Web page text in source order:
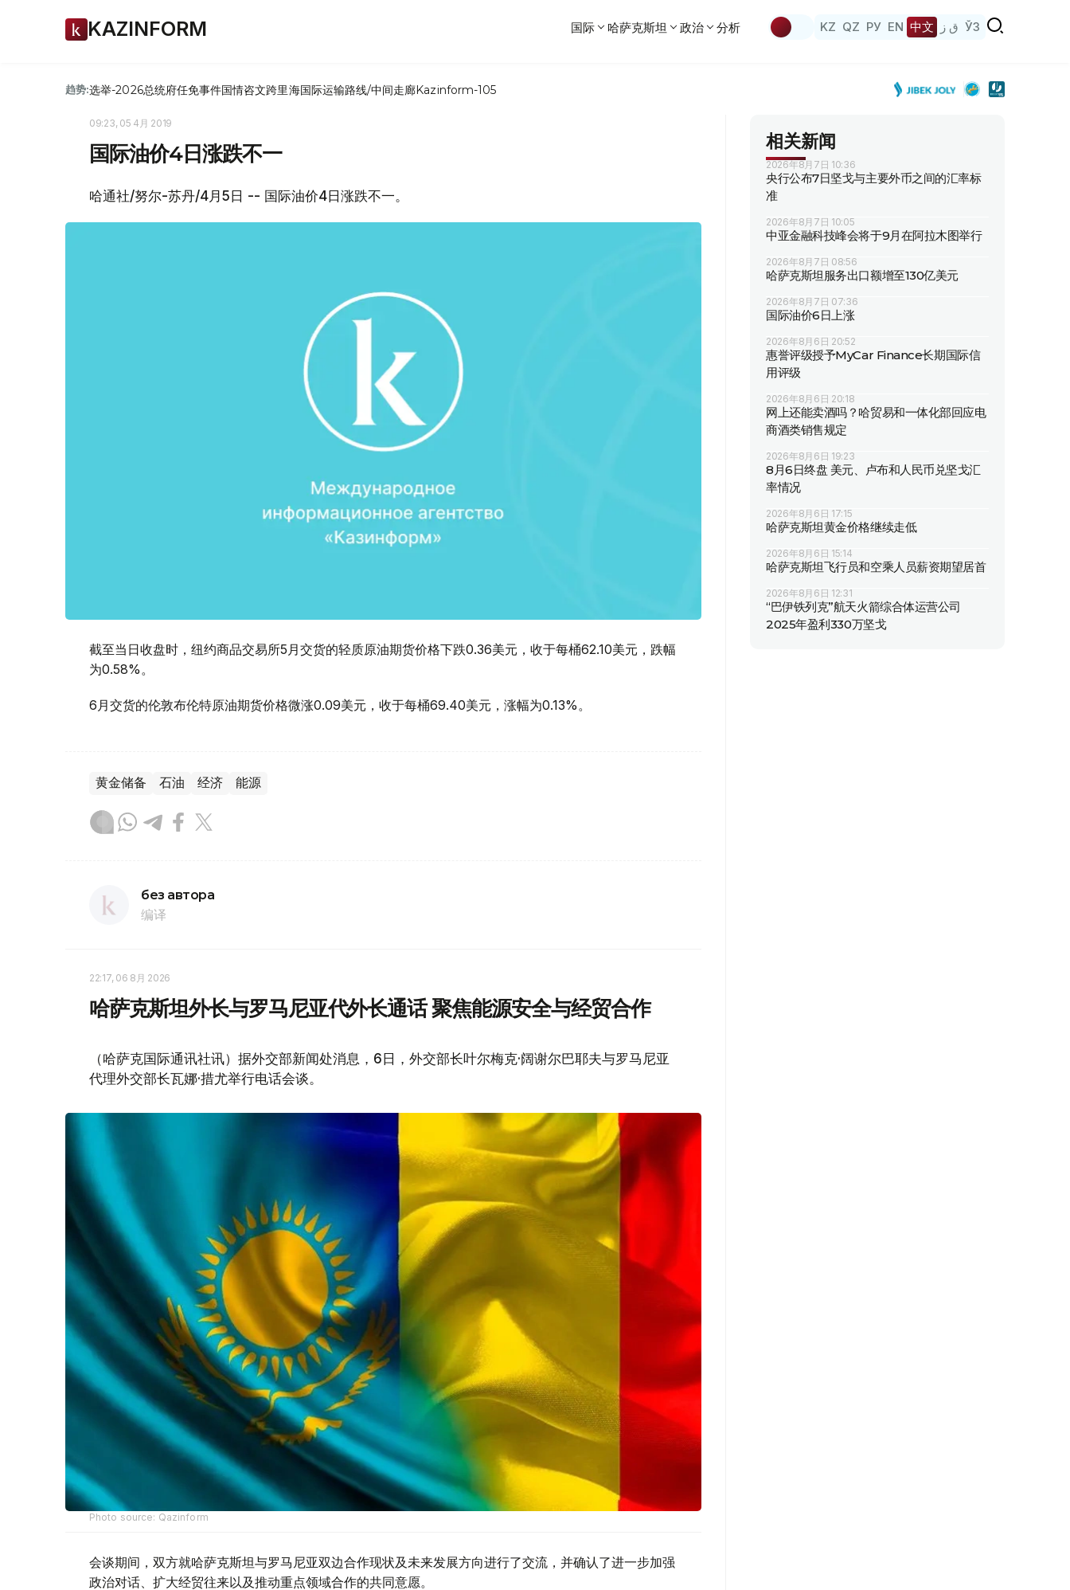
KAZINFORM 国际 哈萨克斯坦 政治 分析 KZ QZ РУ EN 中文 ق ز ЎЗ
趋势:选举-2026总统府任免事件国情咨文跨里海国际运输路线/中间走廊Kazinform-105
09:23, 05 4月 2019
国际油价4日涨跌不一
哈通社/努尔-苏丹/4月5日 -- 国际油价4日涨跌不一。
截至当日收盘时，纽约商品交易所5月交货的轻质原油期货价格下跌0.36美元，收于每桶62.10美元，跌幅
为0.58%。
6月交货的伦敦布伦特原油期货价格微涨0.09美元，收于每桶69.40美元，涨幅为0.13%。
黄金储备 石油 经济 能源
без автора
编译
22:17, 06 8月 2026
哈萨克斯坦外长与罗马尼亚代外长通话 聚焦能源安全与经贸合作
（哈萨克国际通讯社讯）据外交部新闻处消息，6日，外交部长叶尔梅克·阔谢尔巴耶夫与罗马尼亚
代理外交部长瓦娜·措尤举行电话会谈。
Photo source: Qazinform
会谈期间，双方就哈萨克斯坦与罗马尼亚双边合作现状及未来发展方向进行了交流，并确认了进一步加强
政治对话、扩大经贸往来以及推动重点领域合作的共同意愿。
相关新闻
2026年8月7日 10:36
央行公布7日坚戈与主要外币之间的汇率标
准
2026年8月7日 10:05
中亚金融科技峰会将于9月在阿拉木图举行
2026年8月7日 08:56
哈萨克斯坦服务出口额增至130亿美元
2026年8月7日 07:36
国际油价6日上涨
2026年8月6日 20:52
惠誉评级授予MyCar Finance长期国际信
用评级
2026年8月6日 20:18
网上还能卖酒吗？哈贸易和一体化部回应电
商酒类销售规定
2026年8月6日 19:23
8月6日终盘 美元、卢布和人民币兑坚戈汇
率情况
2026年8月6日 17:15
哈萨克斯坦黄金价格继续走低
2026年8月6日 15:14
哈萨克斯坦飞行员和空乘人员薪资期望居首
2026年8月6日 12:31
“巴伊铁列克”航天火箭综合体运营公司
2025年盈利330万坚戈